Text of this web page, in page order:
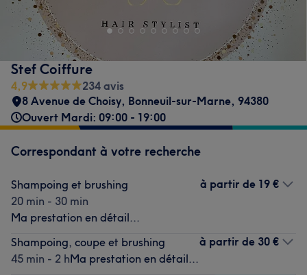
Stef Coiffure
4,9
234 avis
8 Avenue de Choisy, Bonneuil-sur-Marne, 94380
Ouvert Mardi: 09:00 - 19:00
Correspondant à votre recherche
Shampoing et brushing
20 min - 30 min
Ma prestation en détail...
à partir de 19 €
Shampoing, coupe et brushing
45 min - 2 hMa prestation en détail...
à partir de 30 €